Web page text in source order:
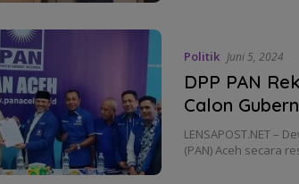
Politik Juni 5, 2024
DPP PAN
Calon
LENSAPOST.NET –
(PAN) Aceh secara